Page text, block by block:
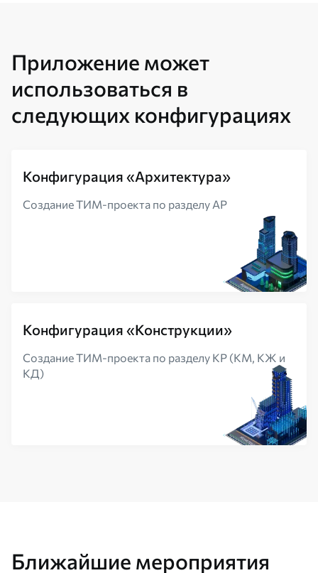
Приложение может
использоваться в
следующих конфигурациях
Конфигурация «Архитектура»
Создание ТИМ-проекта по разделу АР
Конфигурация «Конструкции»
Создание ТИМ-проекта по разделу КР (КМ, КЖ и
КД)
Ближайшие мероприятия